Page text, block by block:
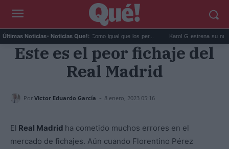
Últimas Noticias- Noticias Que!:
Bertín Osborne y el ayuno: "Como igual que los per... Karol G estrena su nuevo
Este es el peor fichaje del
Real Madrid
Por Victor Eduardo García - 8 enero, 2023 05:16
El Real Madrid ha cometido muchos errores en el
mercado de fichajes. Aún cuando Florentino Pérez